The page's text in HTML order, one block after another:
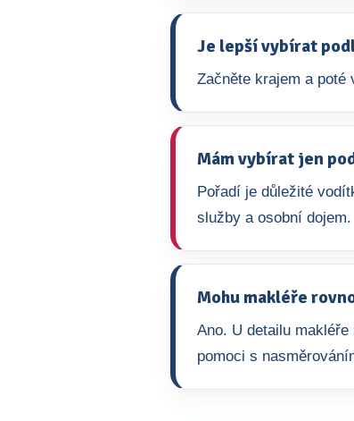
Je lepší vybírat
Začněte krajem a
Mám vybírat jen
Pořadí je důležité
služby a osobní dojem.
Mohu makléře
Ano. U detailu
pomoci s